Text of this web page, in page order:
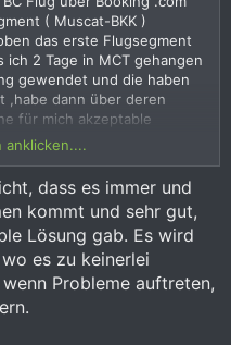
( Muscat-BKK )
das erste Flugsegment
ich 2 Tage in MCT gehangen
gewendet und die haben
,habe dann über deren
für mich akzeptable
vielleicht 10 Minuten .
bei der Airline zu buchen
500 Euro teurer
anklicken....
dass es immer und
kommt und sehr gut,
Lösung gab. Es wird
es zu keinerlei
Probleme auftreten,